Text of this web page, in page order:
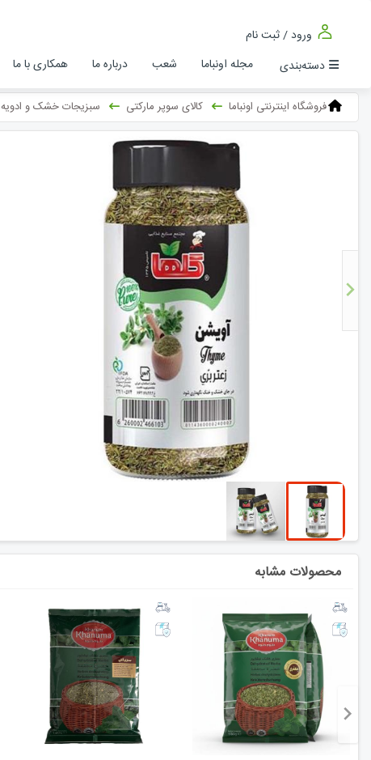
ورود / ثبت نام
دسته‌بندی
مجله اونباما شعب درباره ما همکاری با ما
فروشگاه اینترنتی اونباما کالای سوپر مارکتی سبزیجات خشک و ادویه
محصولات مشابه